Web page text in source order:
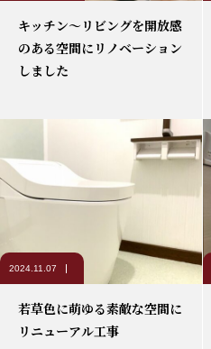
キッチン～リビングを開放感
のある空間にリノベーション
しました
2024.11.07
若草色に萌ゆる素敵な空間に
リニューアル工事